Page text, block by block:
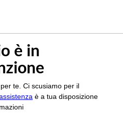
è in
te. Ci scusiamo per il
è a tua disposizione